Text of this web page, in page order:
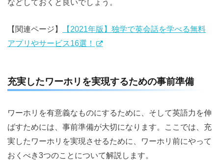
などしておくと良いでしょう。
【関連ページ】
【2021年版】独学で英会話を学べる無料
アプリやサービス16選！
充実したワーホリを実現するための事前準備
ワーホリを有意義なものにするために、そして英語力を伸
ばすためには、事前準備が大切になります。ここでは、充
実したワーホリを実現させるために、ワーホリ前にやって
おくべき3つのことについて解説します。